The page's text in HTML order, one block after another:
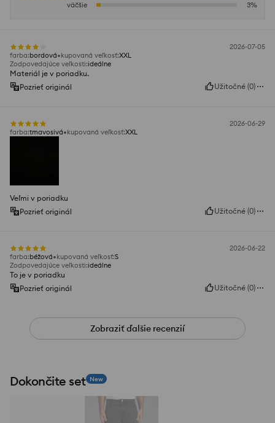
väčšie
3%
2026-07-05
farba:bordová kupovaná veľkosť:XXL
Zodpovedajúce veľkosti:ideálne
Materiál je v poriadku.
Pozrieť originál
Užitočné (0)
2026-06-29
farba:tmavosivá kupovaná veľkosť:XXL
Veľmi v poriadku
Pozrieť originál
Užitočné (0)
2026-06-22
farba:béžová kupovaná veľkosť:S
Zodpovedajúce veľkosti:ideálne
To je v poriadku
Pozrieť originál
Užitočné (0)
Zobraziť ďalšie recenzií
Dokončite set New